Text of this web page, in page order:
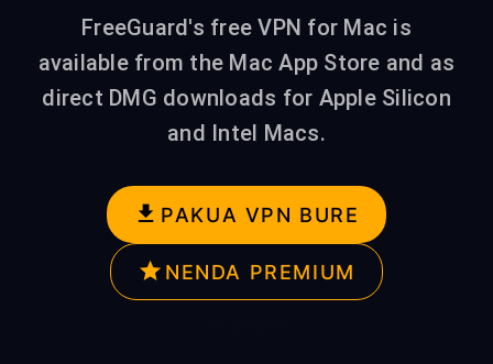
FreeGuard's free VPN for Mac is
available from the Mac App Store and as
direct DMG downloads for Apple Silicon
and Intel Macs.
PAKUA VPN BURE
NENDA PREMIUM